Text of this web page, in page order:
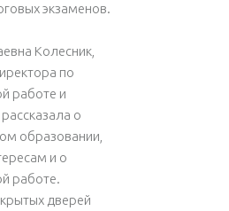
экзаменов.
Колесник,
по
работе и
о
образовании,
и о
работе.
дверей